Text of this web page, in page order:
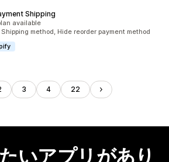
Shipping
件 available
method, Hide reorder payment method
3 4 22
いアプリがあり